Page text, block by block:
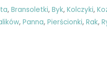
, Bransoletki, Byk, Kolczyki,
, Panna, Pierścionki, Rak,